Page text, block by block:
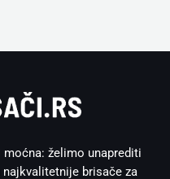
želimo unaprediti
brisače za